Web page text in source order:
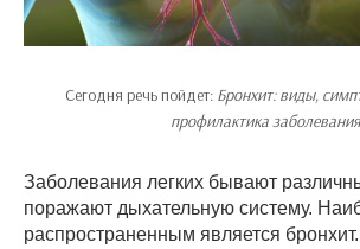
Сегодня речь пойдет: Бронхит: виды,
профилактика заболевания
Заболевания легких бывают
поражают дыхательную систему.
распространенным является